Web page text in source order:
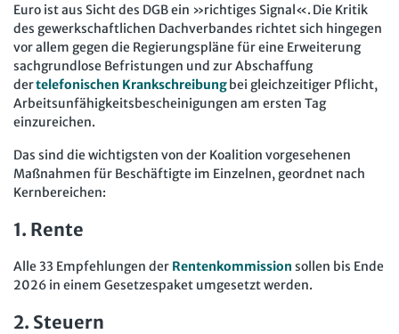
Euro ist aus Sicht des DGB ein »richtiges Signal«. Die Kritik
des gewerkschaftlichen Dachverbandes richtet sich hingegen
vor allem gegen die Regierungspläne für eine Erweiterung
sachgrundlose Befristungen und zur Abschaffung
dertelefonischen Krankschreibungbei gleichzeitiger Pflicht,
Arbeitsunfähigkeitsbescheinigungen am ersten Tag
einzureichen.
Das sind die wichtigsten von der Koalition vorgesehenen
Maßnahmen für Beschäftigte im Einzelnen, geordnet nach
Kernbereichen:
1. Rente
Alle 33 Empfehlungen der Rentenkommission sollen bis Ende
2026 in einem Gesetzespaket umgesetzt werden.
2. Steuern